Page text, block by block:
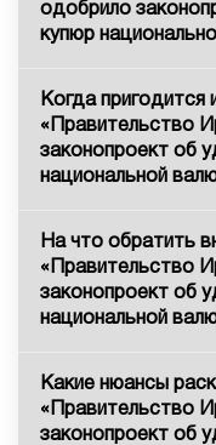
одобрило
купюр
Когда
«Правительство
законопроект об
национальной
На что обратить
«Правительство
законопроект об
национальной
Какие нюансы
«Правительство
законопроект об